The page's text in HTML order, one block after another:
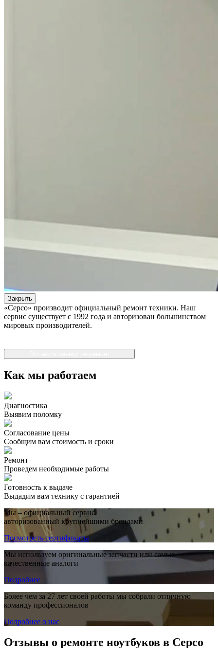
Закрыть
«Серсо» производит официальный ремонт техники. Наш
сервис существует с 1992 года и авторизован большинством
мировых производителей.
Как мы работаем
Диагностика
Выявим поломку
Согласование цены
Сообщим вам стоимость и сроки
Ремонт
Проведем необходимые работы
Готовность к выдаче
Выдадим вам технику с гарантией
Мы – официальный сервис,
авторизованный крупнейшими брендами
Посмотреть сертификаты
Мы используем оригинальные запчасти или самые
качественные аналоги
Подробнее
Более чем за 27 лет своей работы мы собрали отличную
команду профессионалов
Подробнее о нас
Отзывы о ремонте ноутбуков в Серсо